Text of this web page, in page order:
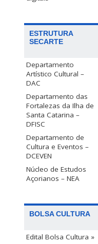
ESTRUTURA
SECARTE
Departamento
Artístico Cultural –
DAC
Departamento das
Fortalezas da Ilha de
Santa Catarina –
DFISC
Departamento de
Cultura e Eventos –
DCEVEN
Núcleo de Estudos
Açorianos – NEA
BOLSA CULTURA
Edital Bolsa Cultura »